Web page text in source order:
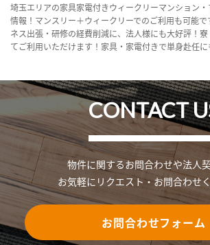
埼玉エリアの家具家電付きウィークリーマンション
情報！マンスリー＋ウィークリーでのご利用も可能
ネス出張・研修の経費削減に、法人様にも大好評！
てご利用いただけます！家具・家電付きで単身赴任に
CONTACT
物件に関するお問合わせや法人契
お気軽にリクエスト・お問合わせく
お問合わせフォーム